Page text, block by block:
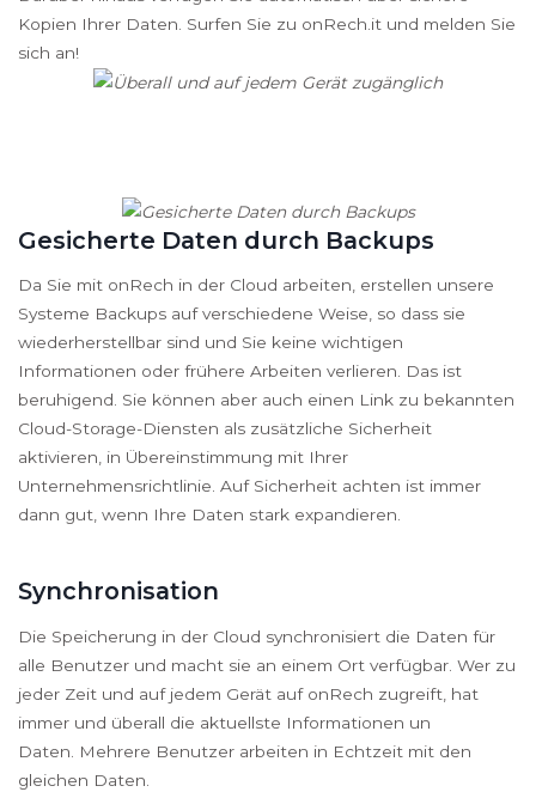
Kopien Ihrer Daten. Surfen Sie zu onRech.it und melden Sie
sich an!
Gesicherte Daten durch Backups
Da Sie mit onRech in der Cloud arbeiten, erstellen unsere
Systeme Backups auf verschiedene Weise, so dass sie
wiederherstellbar sind und Sie keine wichtigen
Informationen oder frühere Arbeiten verlieren. Das ist
beruhigend. Sie können aber auch einen Link zu bekannten
Cloud-Storage-Diensten als zusätzliche Sicherheit
aktivieren, in Übereinstimmung mit Ihrer
Unternehmensrichtlinie. Auf Sicherheit achten ist immer
dann gut, wenn Ihre Daten stark expandieren.
Synchronisation
Die Speicherung in der Cloud synchronisiert die Daten für
alle Benutzer und macht sie an einem Ort verfügbar. Wer zu
jeder Zeit und auf jedem Gerät auf onRech zugreift, hat
immer und überall die aktuellste Informationen un
Daten. Mehrere Benutzer arbeiten in Echtzeit mit den
gleichen Daten.